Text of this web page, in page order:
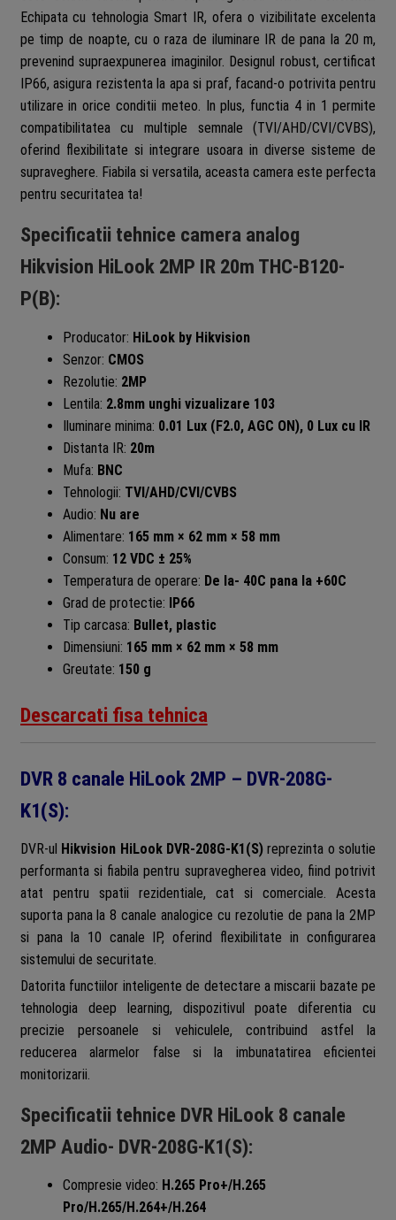
Echipata cu tehnologia Smart IR, ofera o vizibilitate excelenta
pe timp de noapte, cu o raza de iluminare IR de pana la 20 m,
prevenind supraexpunerea imaginilor. Designul robust, certificat
IP66, asigura rezistenta la apa si praf, facand-o potrivita pentru
utilizare in orice conditii meteo. In plus, functia 4 in 1 permite
compatibilitatea cu multiple semnale (TVI/AHD/CVI/CVBS),
oferind flexibilitate si integrare usoara in diverse sisteme de
supraveghere. Fiabila si versatila, aceasta camera este perfecta
pentru securitatea ta!
Specificatii tehnice camera analog
Hikvision HiLook 2MP IR 20m THC-B120-
P(B):
Producator: HiLook by Hikvision
Senzor: CMOS
Rezolutie: 2MP
Lentila: 2.8mm unghi vizualizare 103
Iluminare minima: 0.01 Lux (F2.0, AGC ON), 0 Lux cu IR
Distanta IR: 20m
Mufa: BNC
Tehnologii: TVI/AHD/CVI/CVBS
Audio: Nu are
Alimentare: 165 mm × 62 mm × 58 mm
Consum: 12 VDC ± 25%
Temperatura de operare: De la- 40C pana la +60C
Grad de protectie: IP66
Tip carcasa: Bullet, plastic
Dimensiuni: 165 mm × 62 mm × 58 mm
Greutate: 150 g
Descarcati fisa tehnica
DVR 8 canale HiLook 2MP – DVR-208G-
K1(S):
DVR-ul Hikvision HiLook DVR-208G-K1(S) reprezinta o solutie
performanta si fiabila pentru supravegherea video, fiind potrivit
atat pentru spatii rezidentiale, cat si comerciale. Acesta
suporta pana la 8 canale analogice cu rezolutie de pana la 2MP
si pana la 10 canale IP, oferind flexibilitate in configurarea
sistemului de securitate.
Datorita functiilor inteligente de detectare a miscarii bazate pe
tehnologia deep learning, dispozitivul poate diferentia cu
precizie persoanele si vehiculele, contribuind astfel la
reducerea alarmelor false si la imbunatatirea eficientei
monitorizarii.
Specificatii tehnice DVR HiLook 8 canale
2MP Audio- DVR-208G-K1(S):
Compresie video: H.265 Pro+/H.265
Pro/H.265/H.264+/H.264